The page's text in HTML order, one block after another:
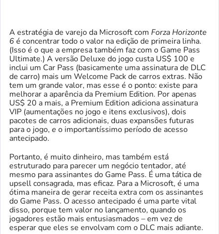
A estratégia de varejo da Microsoft com Forza Horizonte
6é concentrar todo o valor na edição de primeira linha.
(Isso é o que a empresa também faz com o Game Pass
Ultimate.) A versão Deluxe do jogo custa US$ 100 e
inclui um Car Pass (basicamente uma assinatura de DLC
de carro) mais um Welcome Pack de carros extras. Não
tem um grande valor, mas esse é o ponto: existe para
melhorar a aparência da Premium Edition. Por apenas
US$ 20 a mais, a Premium Edition adiciona assinatura
VIP (aumentações no jogo e itens exclusivos), dois
pacotes de carros adicionais, duas expansões futuras
para o jogo, e o importantíssimo período de acesso
antecipado.
Portanto, é muito dinheiro, mas também está
estruturado para parecer um negócio tentador, até
mesmo para assinantes do Game Pass. É uma tática de
upsell consagrada, mas eficaz. Para a Microsoft, é uma
ótima maneira de gerar receita extra com os assinantes
do Game Pass. O acesso antecipado é uma parte vital
disso, porque tem valor no lançamento, quando os
jogadores estão mais entusiasmados – em vez de
esperar que eles se envolvam com o DLC mais adiante.